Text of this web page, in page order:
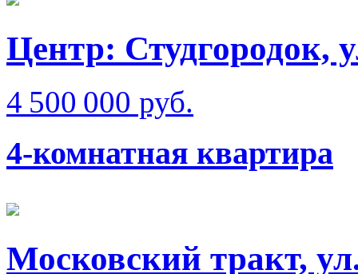
Центр: Студгородок,
4 500 000 руб.
4-комнатная квартира
Московский тракт,